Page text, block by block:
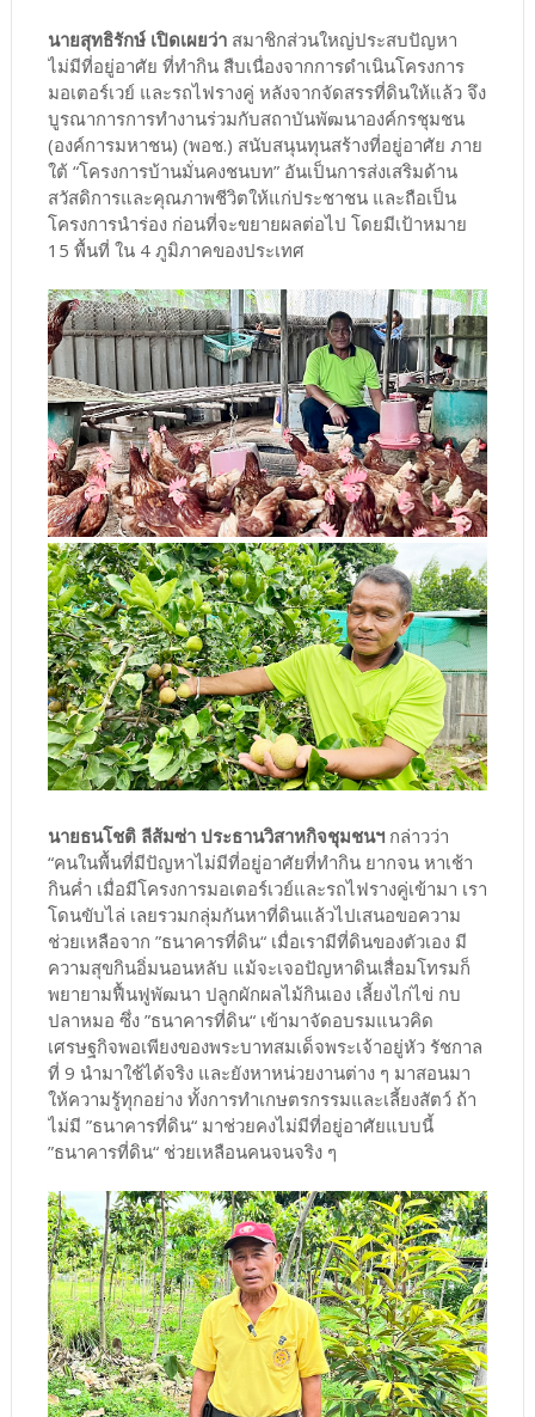
นายสุทธิรักษ์ เปิดเผยว่าสมาชิกส่วนใหญ่ประสบปัญหา
ไม่มีที่อยู่อาศัย ที่ทำกิน สืบเนื่องจากการดำเนินโครงการ
มอเตอร์เวย์ และรถไฟรางคู่ หลังจากจัดสรรที่ดินให้แล้ว จึง
บูรณาการการทำงานร่วมกับสถาบันพัฒนาองค์กรชุมชน
(องค์การมหาชน) (พอช.) สนับสนุนทุนสร้างที่อยู่อาศัย ภาย
ใต้ “โครงการบ้านมั่นคงชนบท” อันเป็นการส่งเสริมด้าน
สวัสดิการและคุณภาพชีวิตให้แก่ประชาชน และถือเป็น
โครงการนำร่อง ก่อนที่จะขยายผลต่อไป โดยมีเป้าหมาย
15 พื้นที่ ใน 4 ภูมิภาคของประเทศ
นายธนโชติ ลีส้มซ่า ประธานวิสาหกิจชุมชนฯกล่าวว่า
“คนในพื้นที่มีปัญหาไม่มีที่อยู่อาศัยที่ทำกิน ยากจน หาเช้า
กินค่ำ เมื่อมีโครงการมอเตอร์เวย์และรถไฟรางคู่เข้ามา เรา
โดนขับไล่ เลยรวมกลุ่มกันหาที่ดินแล้วไปเสนอขอความ
ช่วยเหลือจาก ”ธนาคารที่ดิน“ เมื่อเรามีที่ดินของตัวเอง มี
ความสุขกินอิ่มนอนหลับ แม้จะเจอปัญหาดินเสื่อมโทรมก็
พยายามฟื้นฟูพัฒนา ปลูกผักผลไม้กินเอง เลี้ยงไก่ไข่ กบ
ปลาหมอ ซึ่ง ”ธนาคารที่ดิน“ เข้ามาจัดอบรมแนวคิด
เศรษฐกิจพอเพียงของพระบาทสมเด็จพระเจ้าอยู่หัว รัชกาล
ที่ 9 นำมาใช้ได้จริง และยังหาหน่วยงานต่าง ๆ มาสอนมา
ให้ความรู้ทุกอย่าง ทั้งการทำเกษตรกรรมและเลี้ยงสัตว์ ถ้า
ไม่มี ”ธนาคารที่ดิน“ มาช่วยคงไม่มีที่อยู่อาศัยแบบนี้
”ธนาคารที่ดิน“ ช่วยเหลือนคนจนจริง ๆ